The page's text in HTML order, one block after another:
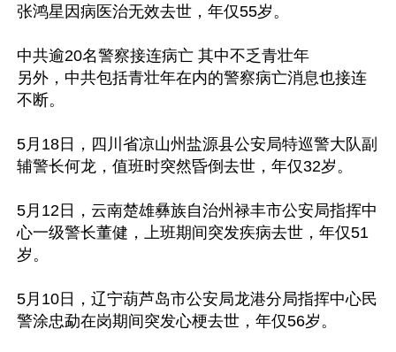
张鸿星因病医治无效去世，年仅55岁。
中共逾20名警察接连病亡 其中不乏青壮年
另外，中共包括青壮年在内的警察病亡消息也接连
不断。
5月18日，四川省凉山州盐源县公安局特巡警大队副
辅警长何龙，值班时突然昏倒去世，年仅32岁。
5月12日，云南楚雄彝族自治州禄丰市公安局指挥中
心一级警长董健，上班期间突发疾病去世，年仅51
岁。
5月10日，辽宁葫芦岛市公安局龙港分局指挥中心民
警涂忠勐在岗期间突发心梗去世，年仅56岁。